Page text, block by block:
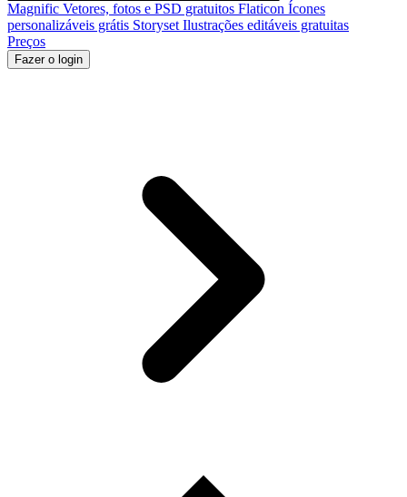
Magnific Vetores, fotos e PSD gratuitos Flaticon Ícones
personalizáveis grátis Storyset Ilustrações editáveis gratuitas
Preços
Fazer o login